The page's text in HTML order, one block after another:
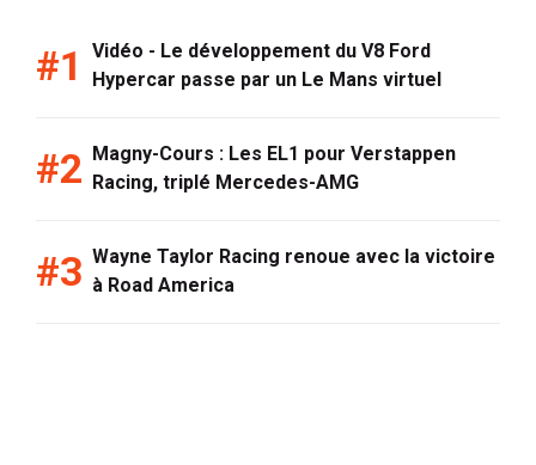
Vidéo - Le développement du V8 Ford
Hypercar passe par un Le Mans virtuel
Magny-Cours : Les EL1 pour Verstappen
Racing, triplé Mercedes-AMG
Wayne Taylor Racing renoue avec la victoire
à Road America